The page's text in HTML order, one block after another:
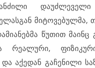
მიტოვებულმა,
წუთით მაინც
რეალური,
და აქედან გაჩენილი